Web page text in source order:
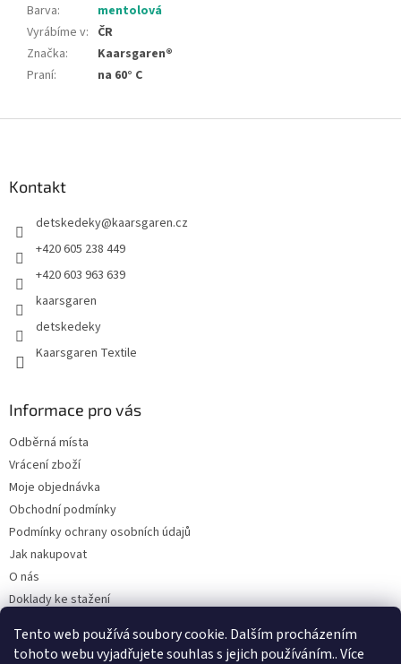
Tento web používá soubory cookie. Dalším procházením
tohoto webu vyjadřujete souhlas s jejich používáním.. Více
Barva:
mentolová
Vyrábíme v: ČR
Značka:
Kaarsgaren®
Praní: na 60° C
Kontakt
detskedeky@kaarsgaren.cz
+420 605 238 449
+420 603 963 639
kaarsgaren
detskedeky
Kaarsgaren Textile
Informace pro vás
Odběrná místa
Vrácení zboží
Moje objednávka
Obchodní podmínky
Podmínky ochrany osobních údajů
Jak nakupovat
O nás
Doklady ke stažení
Velkoobchod